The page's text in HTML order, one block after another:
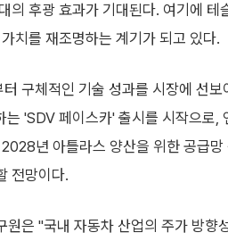
의 후광 효과가 기대된다. 여기에
치를 재조명하는 계기가 되고 있다.
구체적인 기술 성과를 시장에 선
는 'SDV 페이스카' 출시를 시작으
년 아틀라스 양산을 위한 공급
전망이다.
원은 "국내 자동차 산업의 주가 방